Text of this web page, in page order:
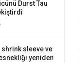
Durst Tau
shrink sleeve ve
yeniden